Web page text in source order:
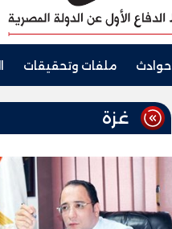
حوادث ملفات وتحقيقات
غزة